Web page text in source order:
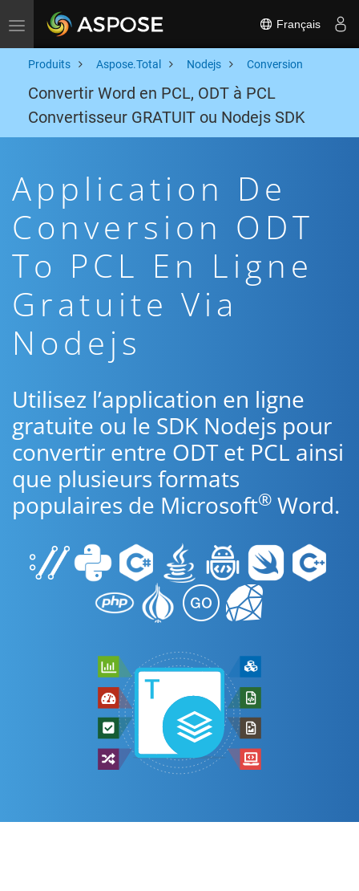
Toggle navigation Français
Produits Aspose.Total Nodejs Conversion
Convertir Word en PCL, ODT à PCL
Convertisseur GRATUIT ou Nodejs SDK
Application De
Conversion ODT
To PCL En Ligne
Gratuite Via
Nodejs
Utilisez l’application en ligne
gratuite ou le SDK Nodejs pour
convertir entre ODT et PCL ainsi
que plusieurs formats
populaires de Microsoft® Word.